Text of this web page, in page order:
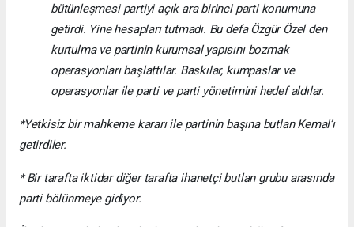
bütünleşmesi partiyi açık ara birinci parti konumuna
getirdi. Yine hesapları tutmadı. Bu defa Özgür Özel den
kurtulma ve partinin kurumsal yapısını bozmak
operasyonları başlattılar. Baskılar, kumpaslar ve
operasyonlar ile parti ve parti yönetimini hedef aldılar.
*Yetkisiz bir mahkeme kararı ile partinin başına butlan Kemal’ı
getirdiler.
* Bir tarafta iktidar diğer tarafta ihanetçi butlan grubu arasında
parti bölünmeye gidiyor.